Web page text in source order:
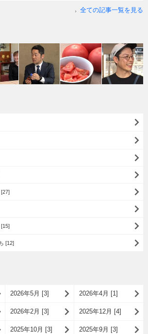
全ての記事一覧を見る
[12]
2026年5月 [3] 2026年4月 [1]
2026年2月 [3] 2025年12月 [4]
2025年10月 [3] 2025年9月 [3]